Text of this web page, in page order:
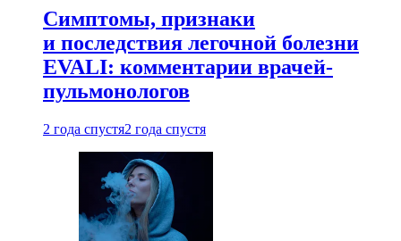
Симптомы, признаки
и последствия легочной болезни
EVALI: комментарии врачей-
пульмонологов
2 года спустя2 года спустя